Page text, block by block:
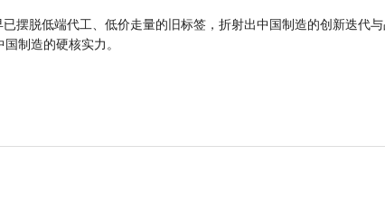
摆脱低端代工、低价走量的旧标签，折射出中国制造的创新迭代
制造的硬核实力。